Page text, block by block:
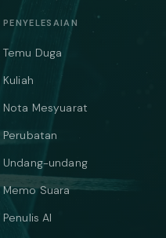
PENYELESAIAN
Temu Duga
Kuliah
Nota Mesyuarat
Perubatan
Undang-undang
Memo Suara
Penulis AI